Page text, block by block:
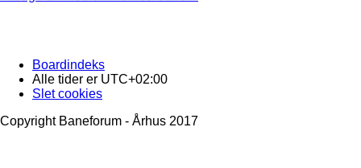
Boardindeks
Alle tider er UTC+02:00
Slet cookies
Copyright Baneforum - Århus 2017